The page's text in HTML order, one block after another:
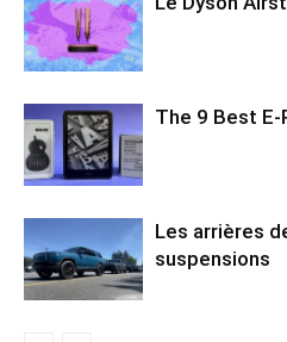
The 9 Best
Les arrières
suspensions